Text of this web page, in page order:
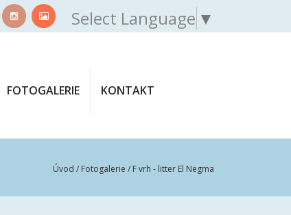
Select Language ▼
FOTOGALERIE KONTAKT
Úvod / Fotogalerie / F vrh - litter El Negma